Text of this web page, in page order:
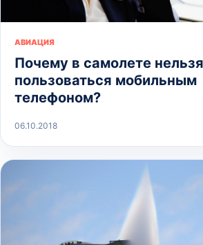
АВИАЦИЯ
Почему в самолете нельзя
пользоваться мобильным
телефоном?
06.10.2018